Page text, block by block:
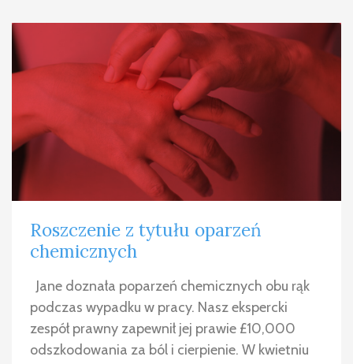
Roszczenie z tytułu oparzeń
chemicznych
Jane doznała poparzeń chemicznych obu rąk
podczas wypadku w pracy. Nasz ekspercki
zespół prawny zapewnił jej prawie £10,000
odszkodowania za ból i cierpienie. W kwietniu